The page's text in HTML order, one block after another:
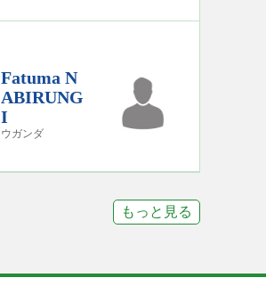
Fatuma N
ABIRUNG
I
ウガンダ
もっと見る